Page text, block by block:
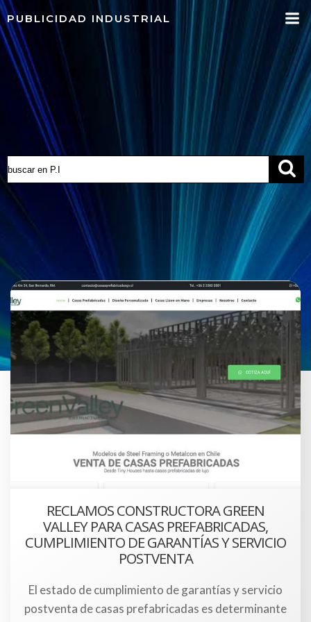
al
contenido
PUBLICIDAD INDUSTRIAL
RECLAMOS CONSTRUCTORA GREEN
VALLEY PARA CASAS PREFABRICADAS,
CUMPLIMIENTO DE GARANTÍAS Y SERVICIO
POSTVENTA
El estado de cumplimiento de garantías y servicio
postventa de casas prefabricadas es determinante